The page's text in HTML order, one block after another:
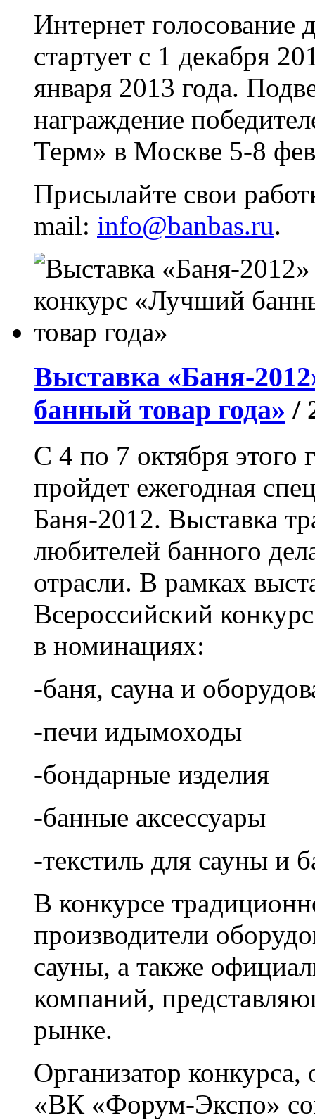
Интернет голосование
стартует с 1 декабря
января 2013 года.
награждение
Терм» в Москве 5-8
Присылайте свои
mail: info@banbas.ru.
Выставка «Баня-
банный товар года» /
С 4 по 7 октября
пройдет ежегодная
Баня-2012. Выставка
любителей банного
отрасли. В рамках
Всероссийский
в номинациях:
-баня, сауна и
-печи идымоходы
-бондарные изделия
-банные аксессуары
-текстиль для сауны и
В конкурсе
производители
сауны, а также
компаний,
рынке.
Организатор конкурса,
«ВК «Форум-Экспо»